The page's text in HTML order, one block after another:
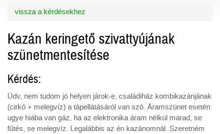
vissza a kérdésekhez
Kazán keringető szivattyújának
szünetmentesítése
Kérdés:
Üdv, nem tudom jó helyen járok-e, családiház kombikazánjának
(cirkó + melegvíz) a tápellátásáról van szó. Áramszünet esetén
ugye hiába van gáz, ha az elektronika áram nélkül marad, se
fűtés, se melegvíz. Legalábbis az én kazánomnál. Szeretném